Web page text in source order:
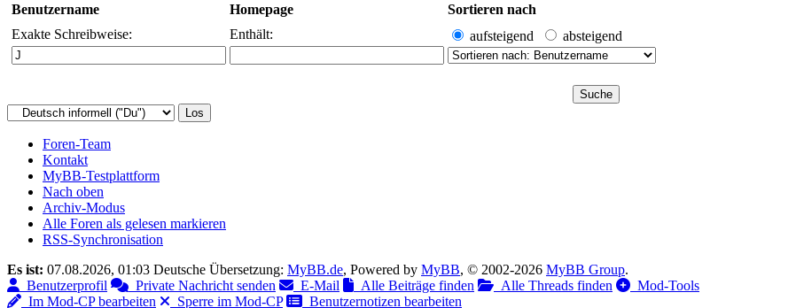
Benutzername
Homepage
Sortieren nach
Exakte Schreibweise:
Enthält: aufsteigend absteigend
Foren-Team
Kontakt
MyBB-Testplattform
Nach oben
Archiv-Modus
Alle Foren als gelesen markieren
RSS-Synchronisation
Es ist: 07.08.2026, 01:03 Deutsche Übersetzung: MyBB.de, Powered by MyBB, © 2002-2026 MyBB Group.
Benutzerprofil
Private Nachricht senden E-Mail Alle Beiträge finden Alle Threads finden
Mod-Tools
Im Mod-CP bearbeiten
Sperre im Mod-CP Benutzernotizen bearbeiten